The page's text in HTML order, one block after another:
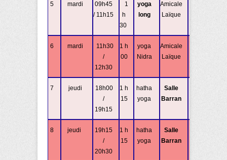
5 mardi
09h45
/ 11h15
1
h
30
yoga
long
Amicale
Laïque
6 mardi
11h30
/
12h30
1 h
00
yoga
Nidra
Amicale
Laïque
7 jeudi
18h00
/
19h15
1 h
15
hatha
yoga
Salle
Barran
8 jeudi
19h15
/
20h30
1 h
15
hatha
yoga
Salle
Barran